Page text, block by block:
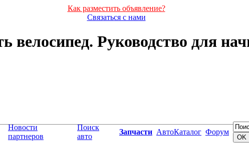
Как разместить объявление?
Связаться с нами
велосипед. Руководство для
Новости
партнеров
Поиск
авто
Запчасти АвтоКаталог Форум